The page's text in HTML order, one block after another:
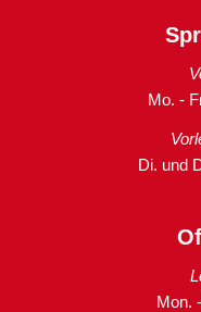
Mo. -
Di. und
Mon.